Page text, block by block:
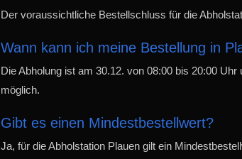
Der voraussichtliche Bestellschluss für die
Wann kann ich meine Bestellung in
Die Abholung ist am 30.12. von 08:00 bis 20:00
möglich.
Gibt es einen Mindestbestellwert?
Ja, für die Abholstation Plauen gilt ein